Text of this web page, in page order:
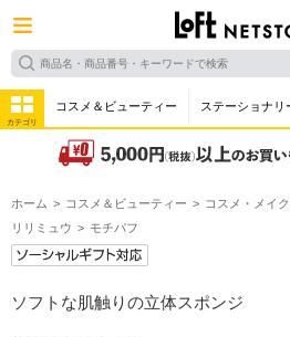
カテゴリ
コスメ＆ビューティー ステーショナリ
ホーム コスメ＆ビューティー コスメ・メイ
リリミュウ
モチパフ
ソフトな肌触りの立体スポンジ